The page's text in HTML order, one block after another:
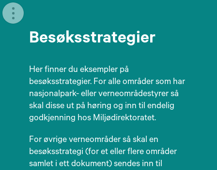
Meny
Besøksstrategier
Her finner du eksempler på
besøksstrategier. For alle områder som har
nasjonalpark- eller verneområdestyrer så
skal disse ut på høring og inn til endelig
godkjenning hos Miljødirektoratet.
For øvrige verneområder så skal en
besøksstrategi (for et eller flere områder
samlet i ett dokument) sendes inn til